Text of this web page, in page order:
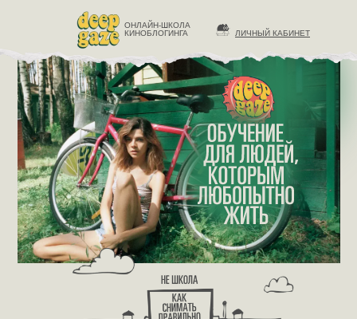
ОНЛАЙН-ШКОЛА
КИНОБЛОГИНГА
ЛИЧНЫЙ КАБИНЕТ